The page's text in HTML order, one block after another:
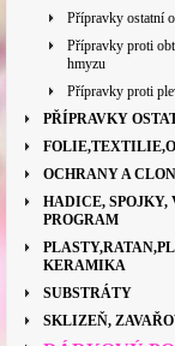
Přípravky ostatní
Přípravky proti
hmyzu
Přípravky proti
PŘÍPRAVKY
OCHRANY A
HADICE, SPOJKY,
PROGRAM
KERAMIKA
SUBSTRÁTY
SKLIZEŇ,